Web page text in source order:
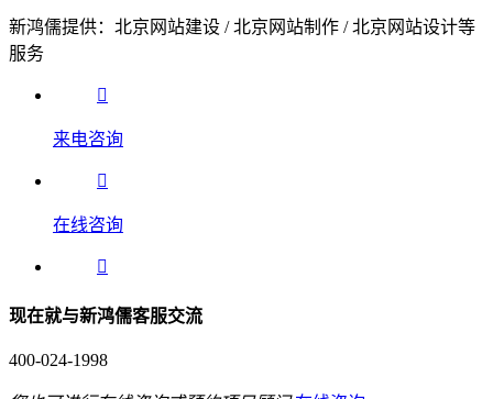
新鸿儒提供：北京网站建设 / 北京网站制作 / 北京网站设计等
服务
来电咨询
在线咨询
现在就与新鸿儒客服交流
400-024-1998